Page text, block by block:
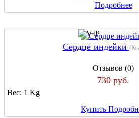
Подробнее
Сердце индейки
Отзывов (0)
730 руб.
Вес: 1 Kg
Купить